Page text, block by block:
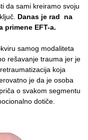
da sami kreiramo svoju
Danas je rad na
primene EFT-a.
samog modaliteta
rešavanje trauma jer je
koja
je da je osoba
o svakom segmentu
dotiče.